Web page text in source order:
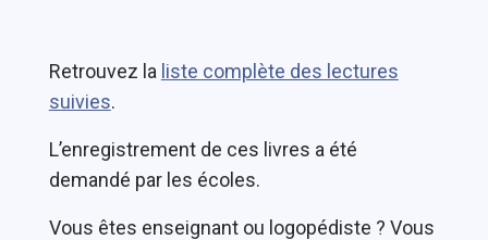
Retrouvez la liste complète des lectures
suivies.
L’enregistrement de ces livres a été
demandé par les écoles.
Vous êtes enseignant ou logopédiste ? Vous